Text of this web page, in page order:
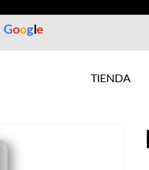
Goog e
TIENDA